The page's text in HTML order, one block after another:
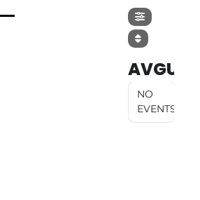
AVGUST
NO
EVENTS